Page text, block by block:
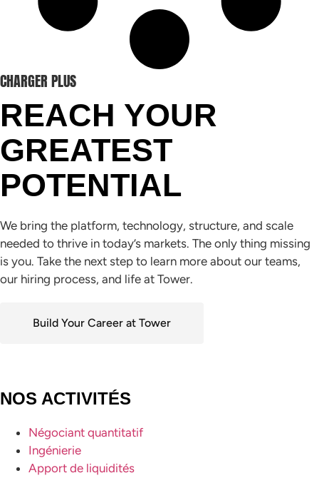
CHARGER PLUS
REACH YOUR
GREATEST
POTENTIAL
We bring the platform, technology, structure, and scale
needed to thrive in today’s markets. The only thing missing
is you. Take the next step to learn more about our teams,
our hiring process, and life at Tower.
Build Your Career at Tower
NOS ACTIVITÉS
Négociant quantitatif
Ingénierie
Apport de liquidités